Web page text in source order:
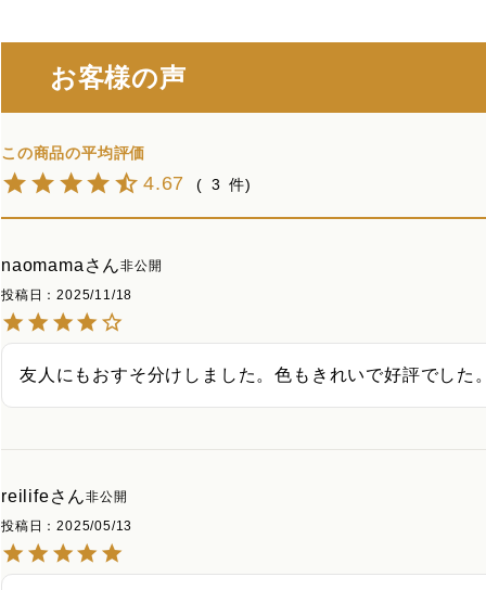
お客様の声
4.67 3
naomama
非公開
投稿日
2025/11/18
友人にもおすそ分けしました。色もきれいで好評でした。
reilife
非公開
投稿日
2025/05/13